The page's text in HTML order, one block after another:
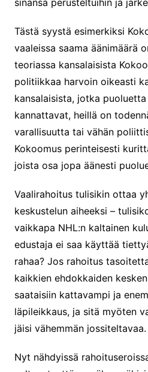
sinänsä perusteltuihin ja
Tästä syystä esimerkiksi
vaaleissa saama äänimäärä
teoriassa kansalaisista
politiikkaa harvoin oikeasti
kansalaisista, jotka
kannattavat, heillä on
varallisuutta tai vähän
Kokoomus perinteisesti
joista osa jopa äänesti
Vaalirahoitus tulisikin ottaa
keskustelun aiheeksi –
vaikkapa NHL:n kaltainen
edustaja ei saa käyttää
rahaa? Jos rahoitus
kaikkien ehdokkaiden
saataisiin kattavampi ja
läpileikkaus, ja sitä myöten
jäisi vähemmän jossiteltavaa.
Nyt nähdyissä